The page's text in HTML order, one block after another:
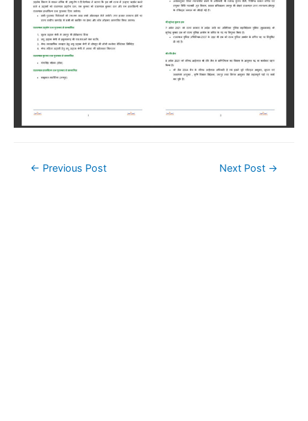
Post← Previous Post Next Post →